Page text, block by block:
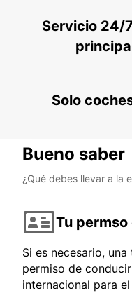
Servicio 24/
Solo
Bueno saber
¿Qué debes llevar a la
Tu
Si es necesario,
permiso de
internacional para